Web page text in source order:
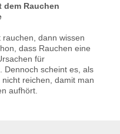
dem Rauchen
rauchen, dann wissen
dass Rauchen eine
für
Dennoch scheint es, als
reichen, damit man
aufhört.